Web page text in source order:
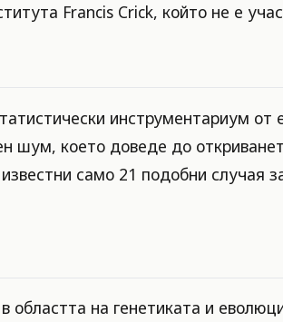
Francis Crick, който не е
инструментариум
шум, което доведе до
само 21 подобни случая
на генетиката и